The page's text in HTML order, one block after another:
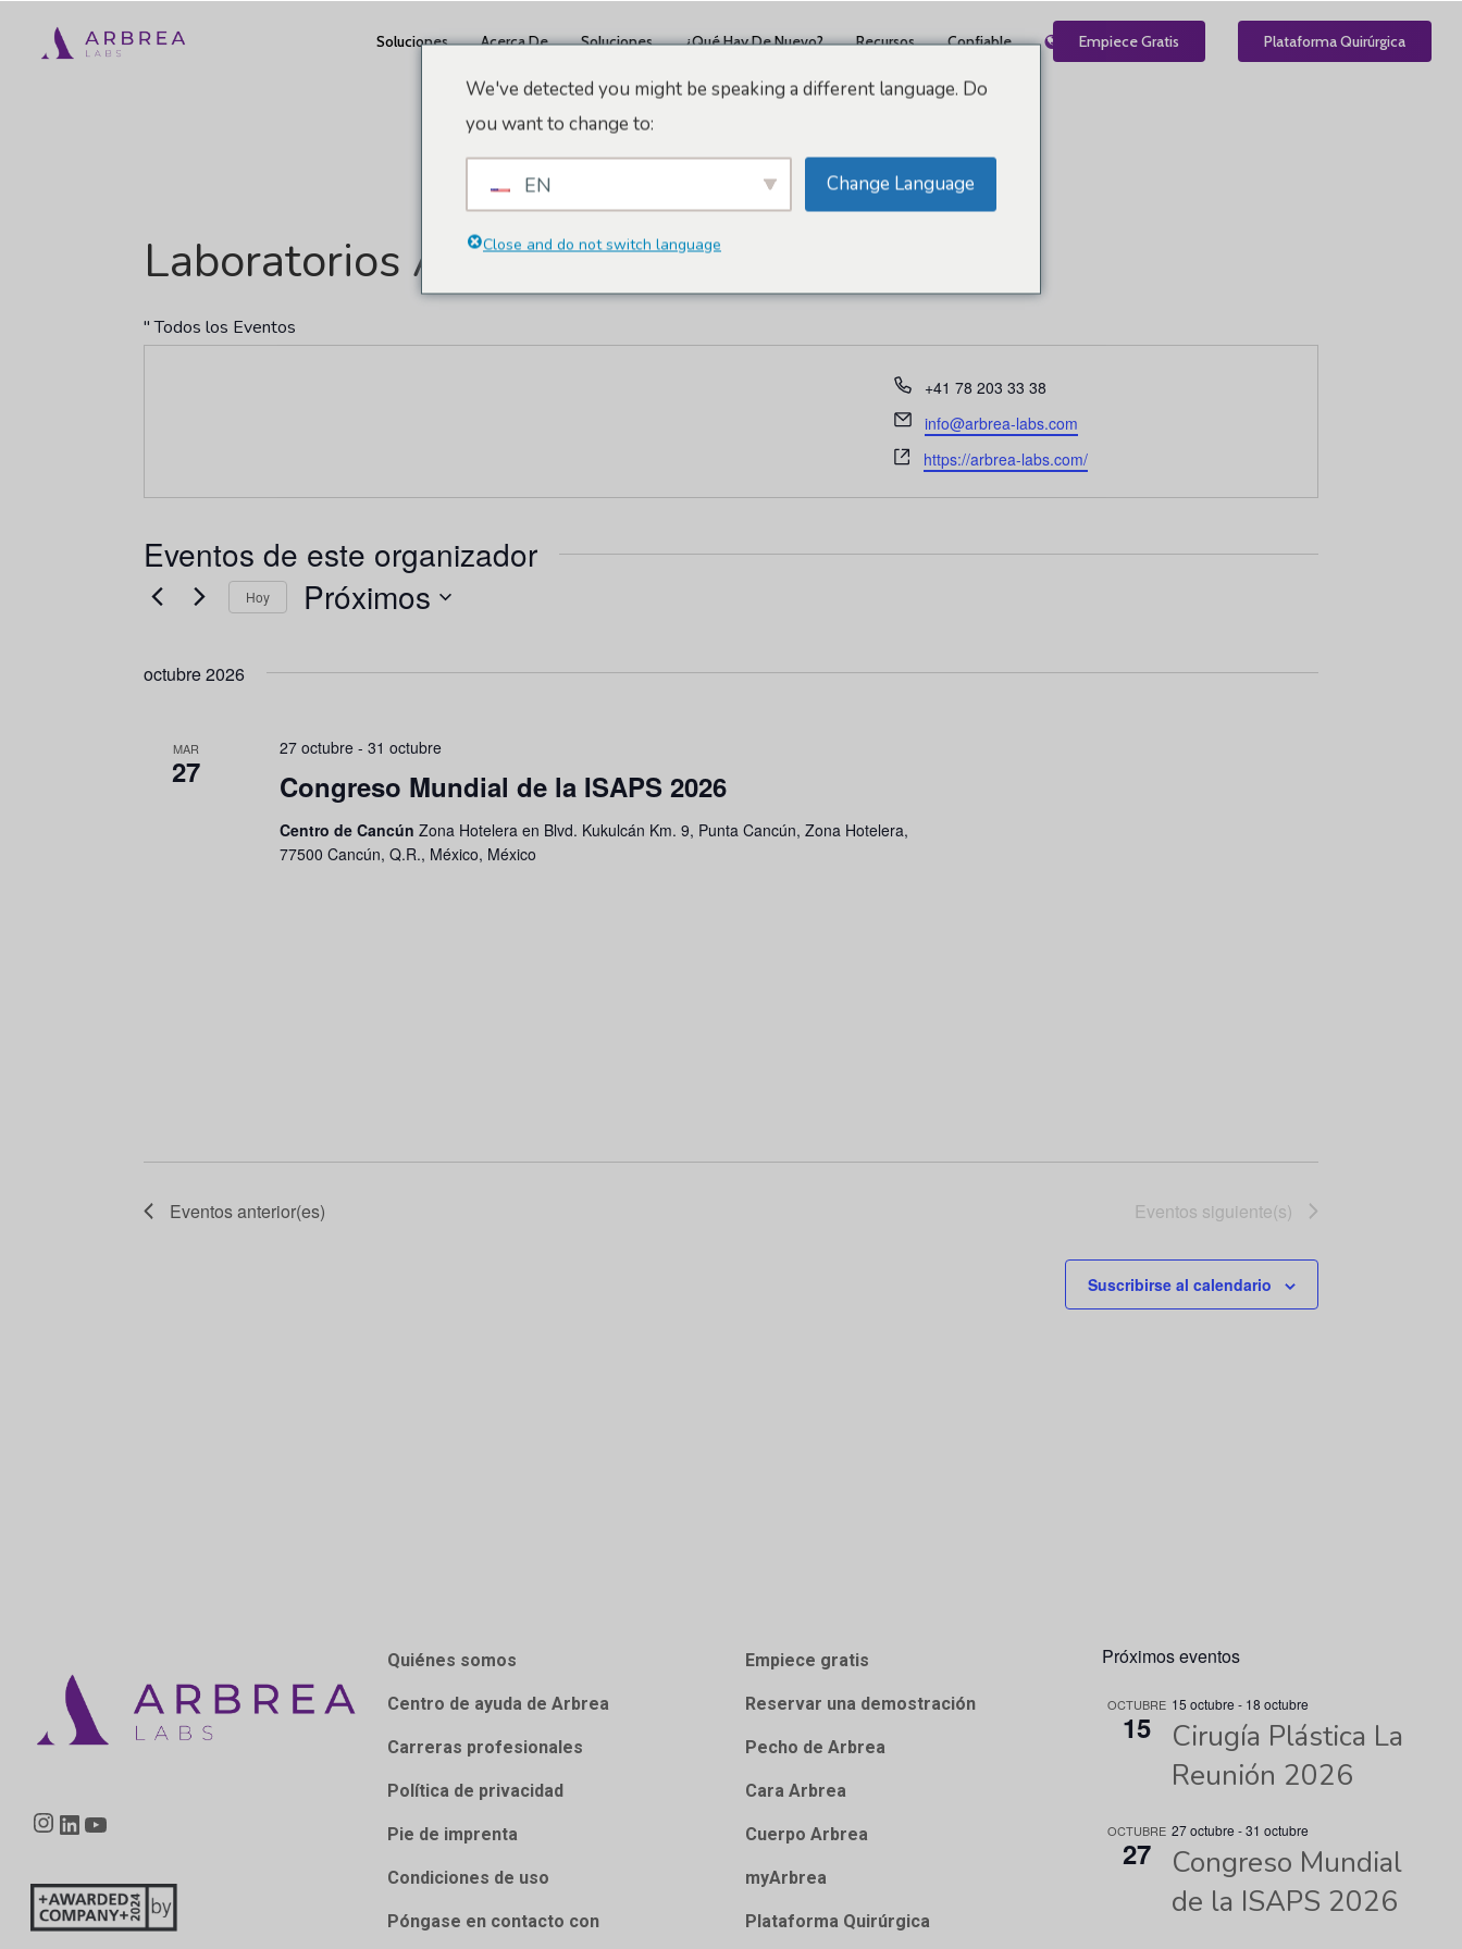
Soluciones Acerca De Soluciones ¿Qué Hay De Nuevo? Recursos Confiable ES
Empiece Gratis Plataforma Quirúrgica
Laboratorios Arbrea
" Todos los Eventos
Teléfono
+41 78 203 33 38
Correo
electrónico
info@arbrea-labs.com
Página
web
https://arbrea-labs.com/
Eventos de este organizador
Hoy Próximos
fecha.
octubre 2026
MAR
27 Congreso Mundial de la ISAPS 2026
27 octubre -31 octubre
Centro de CancúnZona Hotelera en Blvd. Kukulcán Km. 9, Punta Cancún, Zona Hotelera,
77500 Cancún, Q.R., México, México
Eventosanterior(es) Eventos siguiente(s)
Suscribirse al calendario
Instagram
LinkedIn
Quiénes somos
Centro de ayuda de Arbrea
Carreras profesionales
Política de privacidad
Pie de imprenta
Condiciones de uso
Póngase en contacto con
Empiece gratis
Reservar una demostración
Pecho de Arbrea
Cara Arbrea
Cuerpo Arbrea
myArbrea
Plataforma Quirúrgica
Próximos eventos
OCTUBRE
15
15 octubre - 18 octubre
Cirugía Plástica La
Reunión 2026
OCTUBRE
27
27 octubre -31 octubre
Congreso Mundial
de la ISAPS 2026
We've detected you might be speaking a different language. Do
you want to change to:
EN Change Language
Close and do not switch language